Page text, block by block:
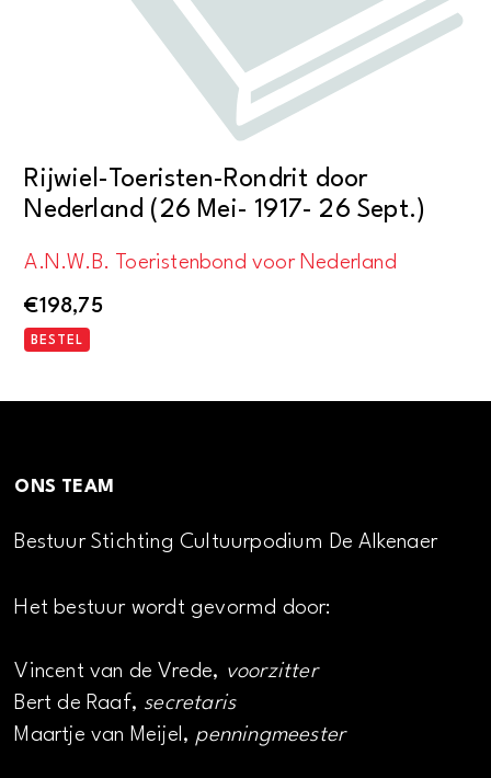
Rijwiel-Toeristen-Rondrit door
Nederland (26 Mei- 1917- 26 Sept.)
A.N.W.B. Toeristenbond voor Nederland
€198,75
BESTEL
ONS TEAM
Bestuur Stichting Cultuurpodium De Alkenaer
Het bestuur wordt gevormd door:
Vincent van de Vrede, voorzitter
Bert de Raaf, secretaris
Maartje van Meijel, penningmeester